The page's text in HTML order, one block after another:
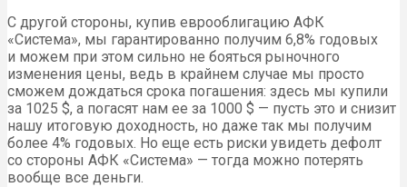
С другой стороны, купив еврооблигацию АФК
«Система», мы гарантированно получим 6,8% годовых
и можем при этом сильно не бояться рыночного
изменения цены, ведь в крайнем случае мы просто
сможем дождаться срока погашения: здесь мы купили
за 1025 $, а погасят нам ее за 1000 $ — пусть это и снизит
нашу итоговую доходность, но даже так мы получим
более 4% годовых. Но еще есть риски увидеть дефолт
со стороны АФК «Система» — тогда можно потерять
вообще все деньги.